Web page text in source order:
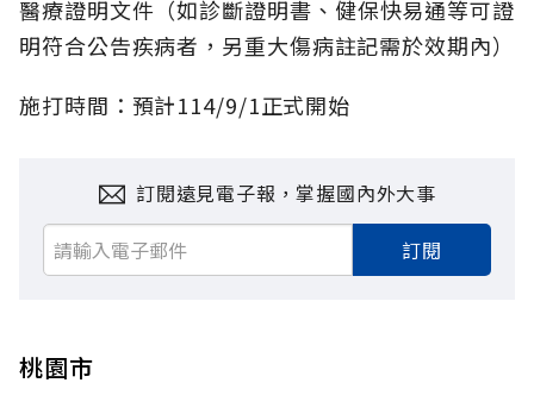
醫療證明文件（如診斷證明書、健保快易通等可證
明符合公告疾病者，另重大傷病註記需於效期內）
施打時間：預計114/9/1正式開始
訂閱遠見電子報，掌握國內外大事
訂閱
桃園市